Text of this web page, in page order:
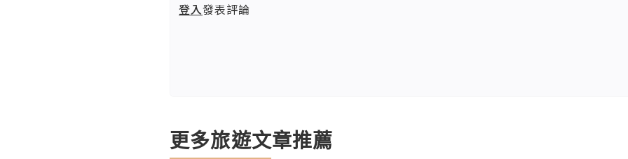
登入發表評論
更多旅遊文章推薦